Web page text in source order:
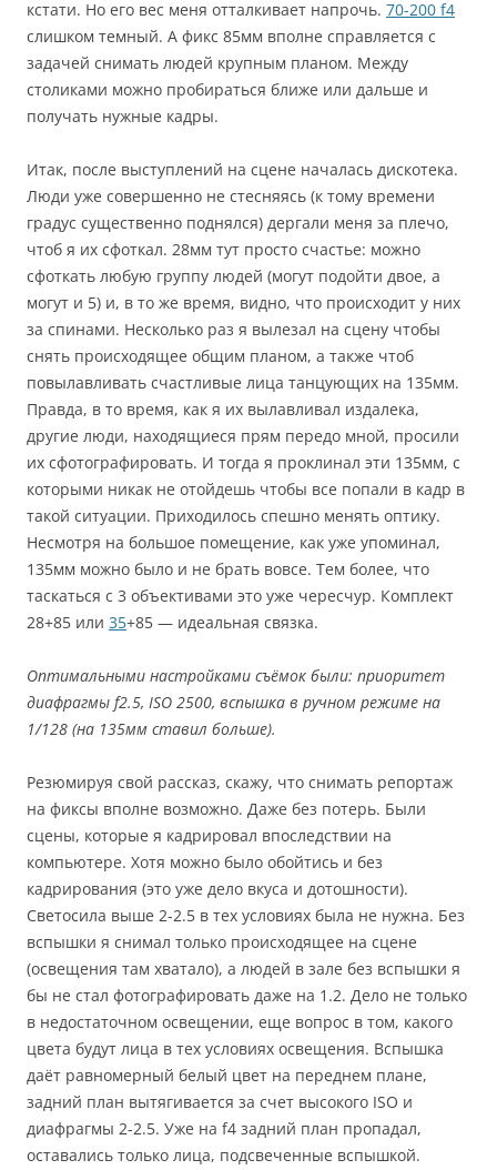
кстати. Но его вес меня отталкивает напрочь. 70-200 f4
слишком темный. А фикс 85мм вполне справляется с
задачей снимать людей крупным планом. Между
столиками можно пробираться ближе или дальше и
получать нужные кадры.
Итак, после выступлений на сцене началась дискотека.
Люди уже совершенно не стесняясь (к тому времени
градус существенно поднялся) дергали меня за плечо,
чтоб я их сфоткал. 28мм тут просто счастье: можно
сфоткать любую группу людей (могут подойти двое, а
могут и 5) и, в то же время, видно, что происходит у них
за спинами. Несколько раз я вылезал на сцену чтобы
снять происходящее общим планом, а также чтоб
повылавливать счастливые лица танцующих на 135мм.
Правда, в то время, как я их вылавливал издалека,
другие люди, находящиеся прям передо мной, просили
их сфотографировать. И тогда я проклинал эти 135мм, с
которыми никак не отойдешь чтобы все попали в кадр в
такой ситуации. Приходилось спешно менять оптику.
Несмотря на большое помещение, как уже упоминал,
135мм можно было и не брать вовсе. Тем более, что
таскаться с 3 объективами это уже чересчур. Комплект
28+85 или 35+85 — идеальная связка.
Оптимальными настройками съёмок были: приоритет
диафрагмы f2.5, ISO 2500, вспышка в ручном режиме на
1/128 (на 135мм ставил больше).
Резюмируя свой рассказ, скажу, что снимать репортаж
на фиксы вполне возможно. Даже без потерь. Были
сцены, которые я кадрировал впоследствии на
компьютере. Хотя можно было обойтись и без
кадрирования (это уже дело вкуса и дотошности).
Светосила выше 2-2.5 в тех условиях была не нужна. Без
вспышки я снимал только происходящее на сцене
(освещения там хватало), а людей в зале без вспышки я
бы не стал фотографировать даже на 1.2. Дело не только
в недостаточном освещении, еще вопрос в том, какого
цвета будут лица в тех условиях освещения. Вспышка
даёт равномерный белый цвет на переднем плане,
задний план вытягивается за счет высокого ISO и
диафрагмы 2-2.5. Уже на f4 задний план пропадал,
оставались только лица, подсвеченные вспышкой.